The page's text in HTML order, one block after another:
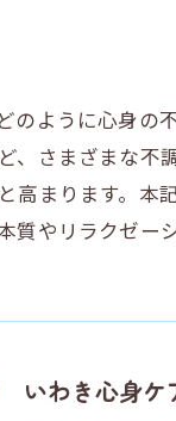
のように心身の
、さまざまな不
高まります。本
質やリラクゼー
いわき心身ケ